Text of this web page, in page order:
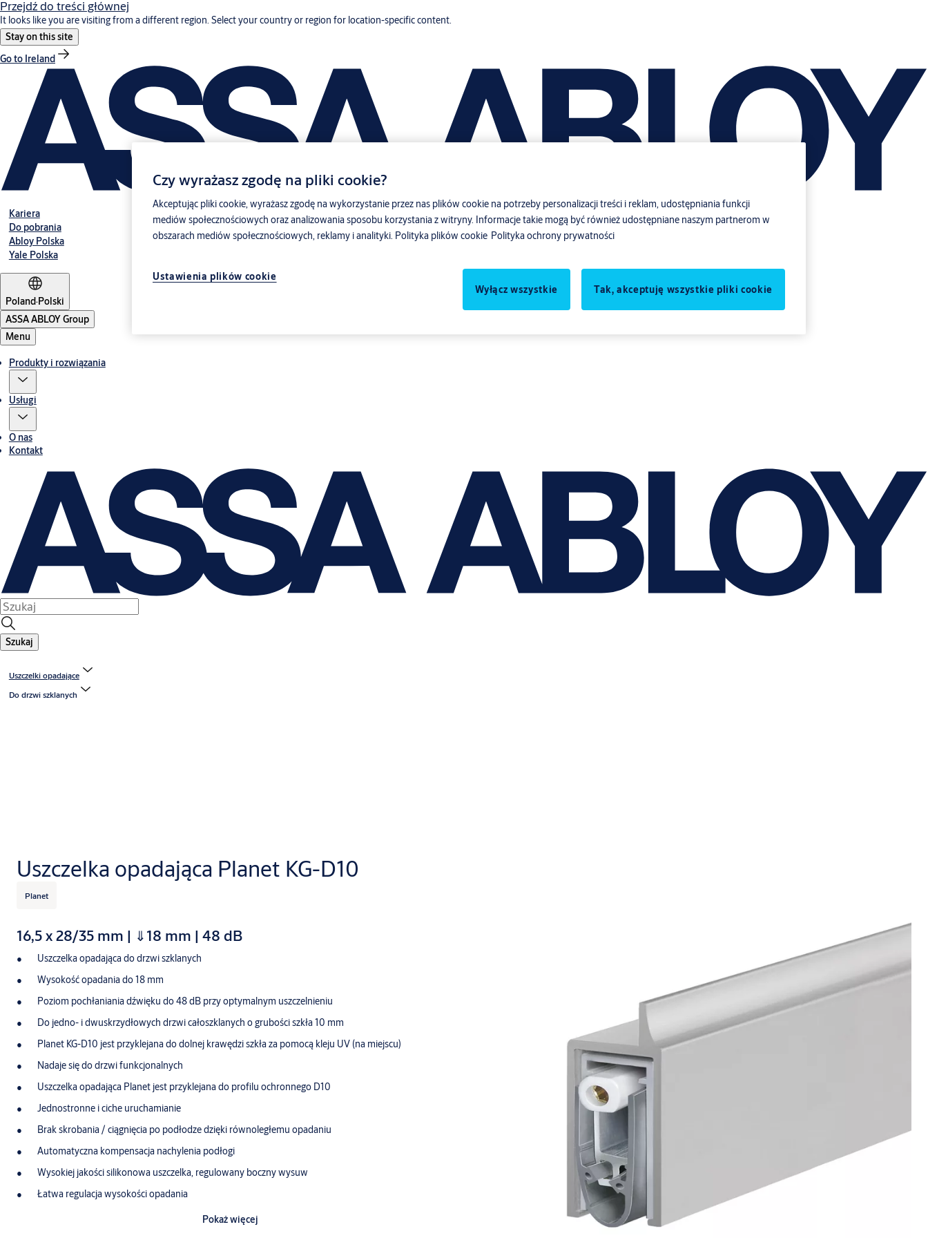
Przejdź do treści głównej
It looks like you are visiting from a different region. Select your country or region for location-specific content.
Stay on this site
Go to Ireland
Kariera
Do pobrania
Abloy Polska
Yale Polska
Poland·Polski
ASSA ABLOY Group
Menu
Produkty i rozwiązania
Usługi
O nas
Kontakt
Szukaj
Uszczelki opadające
Do drzwi szklanych
Uszczelka opadająca Planet KG-D10
Planet
16,5 x 28/35 mm | ⇓18 mm | 48 dB
Uszczelka opadająca do drzwi szklanych
Wysokość opadania do 18 mm
Poziom pochłaniania dźwięku do 48 dB przy optymalnym uszczelnieniu
Do jedno- i dwuskrzydłowych drzwi całoszklanych o grubości szkła 10 mm
Planet KG-D10 jest przyklejana do dolnej krawędzi szkła za pomocą kleju UV (na miejscu)
Nadaje się do drzwi funkcjonalnych
Uszczelka opadająca Planet jest przyklejana do profilu ochronnego D10
Jednostronne i ciche uruchamianie
Brak skrobania / ciągnięcia po podłodze dzięki równoległemu opadaniu
Automatyczna kompensacja nachylenia podłogi
Wysokiej jakości silikonowa uszczelka, regulowany boczny wysuw
Łatwa regulacja wysokości opadania
Możliwość skrócenia do następnej mniejszej długości magazynowej
Pokaż więcej
Czy wyrażasz zgodę na pliki cookie?
Akceptując pliki cookie, wyrażasz zgodę na wykorzystanie przez nas plików cookie na potrzeby personalizacji treści i reklam, udostępniania funkcji
mediów społecznościowych oraz analizowania sposobu korzystania z witryny. Informacje takie mogą być również udostępniane naszym partnerom w
obszarach mediów społecznościowych, reklamy i analityki. Polityka plików cookie Polityka ochrony prywatności
Ustawienia plików cookie
Wyłącz wszystkie
Tak, akceptuję wszystkie pliki cookie